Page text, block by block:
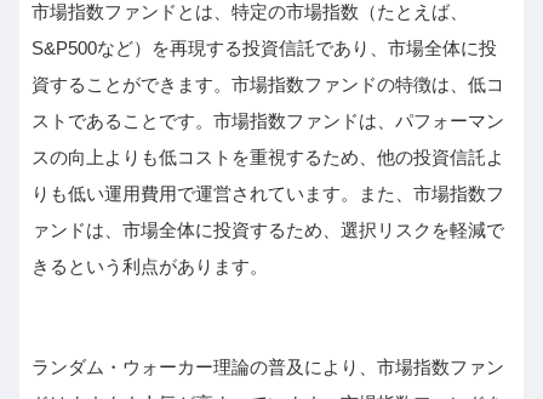
市場指数ファンドとは、特定の市場指数（たとえば、
S&P500など）を再現する投資信託であり、市場全体に投
資することができます。市場指数ファンドの特徴は、低コ
ストであることです。市場指数ファンドは、パフォーマン
スの向上よりも低コストを重視するため、他の投資信託よ
りも低い運用費用で運営されています。また、市場指数フ
ァンドは、市場全体に投資するため、選択リスクを軽減で
きるという利点があります。
ランダム・ウォーカー理論の普及により、市場指数ファン